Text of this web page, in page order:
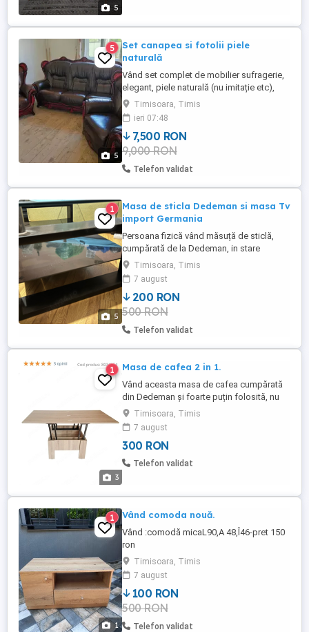
5
5
5
Set canapea si fotolii piele
naturală
Vând set complet de mobilier sufragerie,
elegant, piele naturală (nu imitație etc),
complet recondiționat, in stare perfectă.
Canapeaua are 210x90x110 iar fotoliile
100x90x110.
Timisoara, Timis
ieri 07:48
7,500 RON
9,000 RON
Telefon validat
5
1
Masa de sticla Dedeman si masa Tv
import Germania
Persoana fizică vând măsuță de sticlă,
cumpărată de la Dedeman, in stare
perfectă aproape nouă, dimensiune mare,
lungime 110 cm, lățimea 70 cm, înălțime
42 cm și măsuță Tv import Germania, din
lemn cu blat gros de sticlă de 10 mm,
dimensiuni: lungime 110 cm, lățimea 60
cm, înălțime 30 cm. Preț 200 lei ...
Timisoara, Timis
7 august
200 RON
500 RON
Telefon validat
3
1 Masa de cafea 2 in 1.
Vând aceasta masa de cafea cumpărată
din Dedeman și foarte puțin folosită, nu
asigur transport.
Timisoara, Timis
7 august
300 RON
Telefon validat
1
1 Vând comoda nouă.
Vând :comodă micaL90,A 48,Î46-pret 150
ron
Timisoara, Timis
7 august
100 RON
500 RON
Telefon validat